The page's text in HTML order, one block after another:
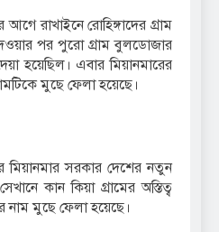
রাখাইনে রোহিঙ্গাদের গ্রাম
পর পুরো গ্রাম বুলডোজার
হয়েছিল। এবার মিয়ানমারের
মুছে ফেলা হয়েছে।
সরকার দেশের নতুন
কান কিয়া গ্রামের অস্তিত্ব
নাম ‍মুছে ফেলা হয়েছে।